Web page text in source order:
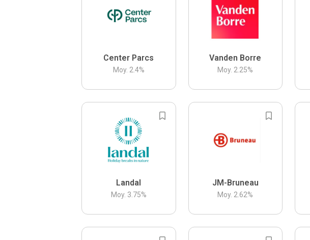
Center Parcs
Moy. 2.4%
Vanden Borre
Moy. 2.25%
Landal
Moy. 3.75%
JM-Bruneau
Moy. 2.62%